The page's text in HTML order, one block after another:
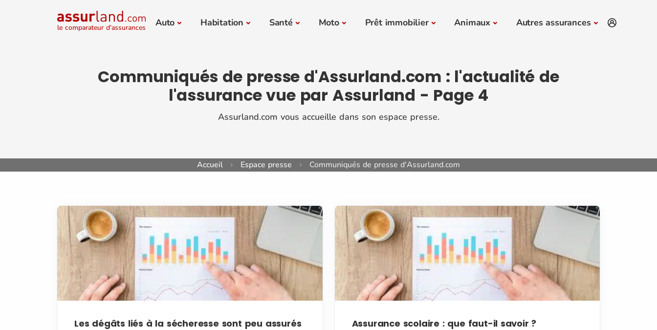
le comparateur d'assurances Auto Habitation Santé Moto Prêt immobilier Animaux Autres assurances
Communiqués de presse d'Assurland.com : l'actualité de
l'assurance vue par Assurland - Page 4
Assurland.com vous accueille dans son espace presse.
Accueil Espace presse Communiqués de presse d'Assurland.com
Les dégâts liés à la sécheresse sont peu assurés Assurance scolaire : que faut-il savoir ?